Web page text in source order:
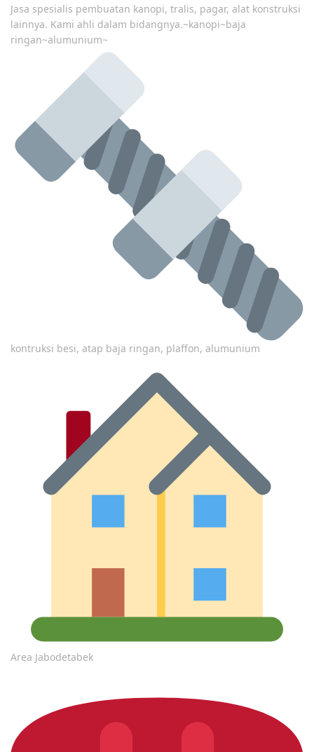
Jasa spesialis pembuatan kanopi, tralis, pagar, alat konstruksi
lainnya. Kami ahli dalam bidangnya.~kanopi~baja
ringan~alumunium~
kontruksi besi, atap baja ringan, plaffon, alumunium
Area Jabodetabek